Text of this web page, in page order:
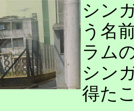
シン
う名
ラム
シン
得た